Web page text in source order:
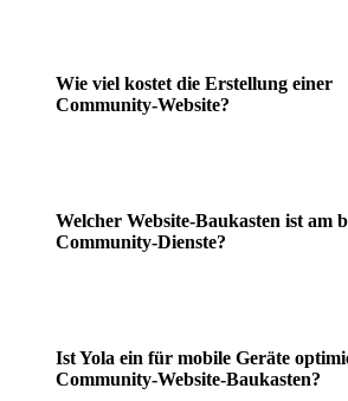
Wie viel kostet die Erstellung einer
Community-Website?
Welcher Website-Baukasten ist am
Community-Dienste?
Ist Yola ein für mobile Geräte
Community-Website-Baukasten?